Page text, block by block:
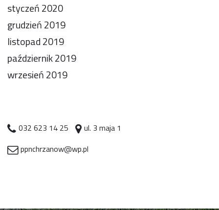
styczeń 2020
grudzień 2019
listopad 2019
październik 2019
wrzesień 2019
032 623 14 25
ul. 3 maja 1
ppnchrzanow@wp.pl